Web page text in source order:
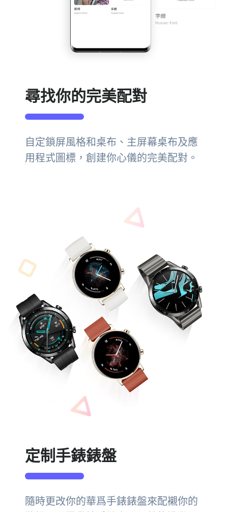
尋找你的完美配對
自定鎖屏風格和桌布、主屏幕桌布及應
用程式圖標，創建你心儀的完美配對。
定制手錶錶盤
隨時更改你的華爲手錶錶盤來配襯你的